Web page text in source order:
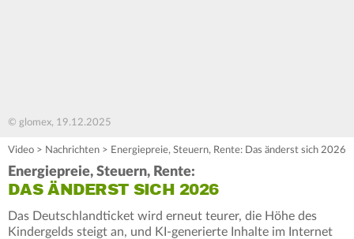
© glomex, 19.12.2025
Video > Nachrichten > Energiepreie, Steuern, Rente: Das änderst sich 2026
Energiepreie, Steuern, Rente:
DAS ÄNDERST SICH 2026
Das Deutschlandticket wird erneut teurer, die Höhe des
Kindergelds steigt an, und KI-generierte Inhalte im Internet